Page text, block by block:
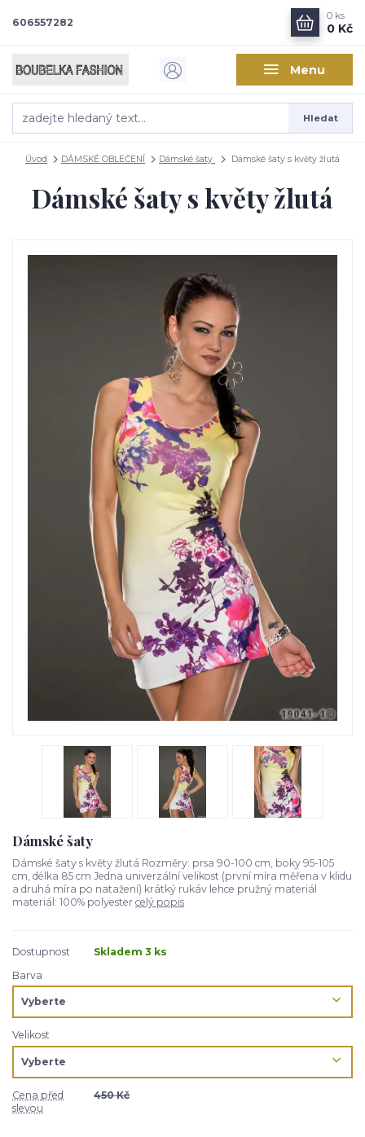
Menu
Hledat
606557282
0 ks
0 Kč
Úvod DÁMSKÉ OBLEČENÍ Dámské šaty Dámské šaty s květy žlutá
Dámské šaty s květy žlutá
Dámské šaty
Dámské šaty s květy žlutá Rozměry: prsa 90-100 cm, boky 95-105
cm, délka 85 cm Jedna univerzální velikost (první míra měřena v klidu
a druhá míra po natažení) krátký rukáv lehce pružný materiál
materiál: 100% polyester celý popis
Dostupnost
Skladem 3 ks
Barva
Velikost
Cena před
slevou
450 Kč